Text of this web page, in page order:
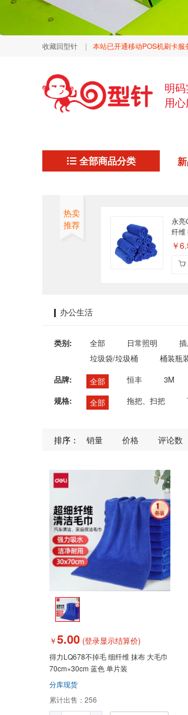
收藏回型针 | 本站已开通移动POS机刷卡服
明
用
全部商品分类
热卖
推荐
永亮
纤维
￥
办公生活
类别: 全部 日常照明
垃圾袋/垃圾桶
桶装瓶
品牌:
全部 恒丰 3M
规格:
全部 拖把、扫把
排序： 销量 价格 评论数
￥5.00 (登录显示结算价)
得力LQ678不掉毛 细纤维 抹布 大毛巾
70cm×30cm 蓝色 单片装
分库现货
累计出售： 256